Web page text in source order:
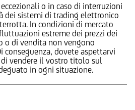
o in caso di interruzioni
dei sistemi di trading elettronico
In condizioni di mercato
estreme dei prezzi dei
o di vendita non vengono
conseguenza, dovete aspettarvi
vendere il vostro titolo sul
in ogni situazione.